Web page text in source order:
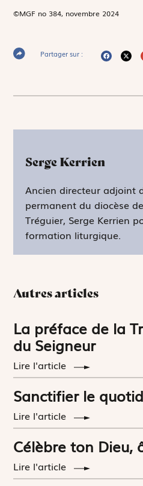
©MGF no 384, novembre 2024
Partager sur :
Serge Kerrien
Ancien directeur adjoint
permanent du diocèse
Tréguier, Serge Kerrien
formation liturgique.
Autres articles
La préface de la
du Seigneur
Lire l'article
Sanctifier le
Lire l'article
Célèbre ton Dieu,
Lire l'article